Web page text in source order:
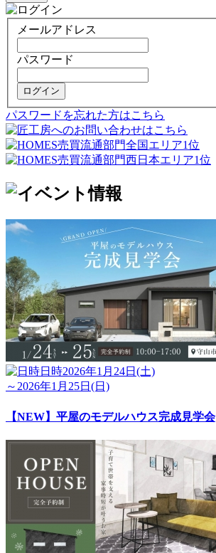
メールアドレス
パスワード
ログイン
パスワードを忘れた方はこちら
日時2026年1月24日(土)
～2026年1月25日(日)
【NEW】平屋のモデルハウス完成見学会